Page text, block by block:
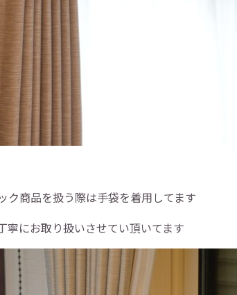
ク商品を扱う際は手袋を着用してます
寧にお取り扱いさせてい頂いてます